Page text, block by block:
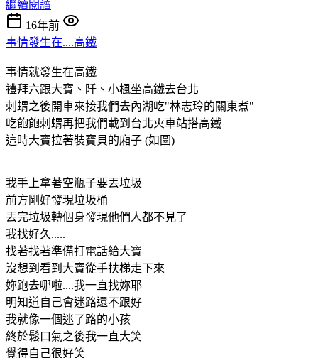
繼續閱讀
16年前
事情發生在....高鐵
事情就發生在高鐵
禮拜六跟大寶、阡、小楓坐高鐵去台北
刺蝟之後開車來接我們去內湖吃"林志玲的關東煮"
吃飽飽刺蝟再把我們載到台北火車站搭高鐵
這時大寶拉著裝寶貝的廂子 (如圖)
我手上拿著空瓶子要丟垃圾
前方剛好發現垃圾桶
丟完垃圾轉個身發現他們人都不見了
我找好久.....
找著找著準備打電話給大寶
沒想到看到大寶從手扶梯走下來
妳跑去哪啦....我一直找妳耶
明知道自己會迷路還不跟好
我就像一個迷了路的小孩
終於鬆口氣之後我一直大笑
覺得自己很好笑